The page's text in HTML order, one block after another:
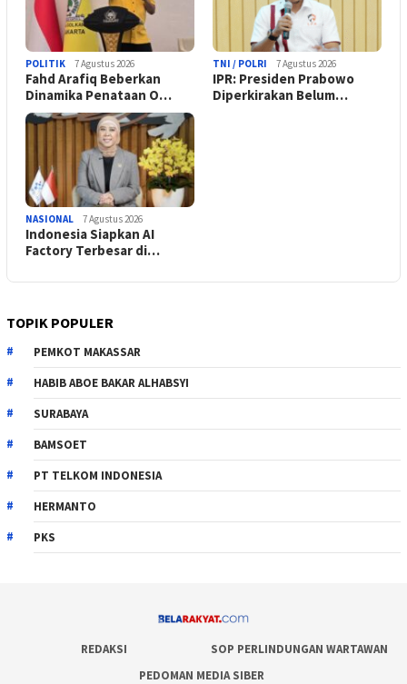
POLITIK 7 Agustus 2026
Fahd Arafiq Beberkan
Dinamika Penataan O…
TNI / POLRI 7 Agustus 2026
IPR: Presiden Prabowo
Diperkirakan Belum…
NASIONAL 7 Agustus 2026
Indonesia Siapkan AI
Factory Terbesar di…
TOPIK POPULER
PEMKOT MAKASSAR
HABIB ABOE BAKAR ALHABSYI
SURABAYA
BAMSOET
PT TELKOM INDONESIA
HERMANTO
PKS
REDAKSI
SOP PERLINDUNGAN WARTAWAN
PEDOMAN MEDIA SIBER